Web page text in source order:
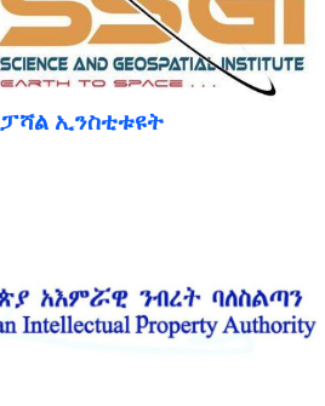
ኢንስቲቱዩት